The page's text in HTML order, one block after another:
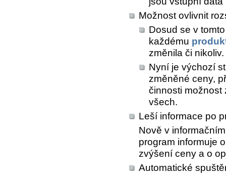
Možnost ovlivnit
Dosud se v
každému
změnila či nikoliv.
Nyní je výchozí
změněné ceny,
činnosti možnost
všech.
Leší informace po
Nově v
program informuje
zvýšení ceny a o
Automatické